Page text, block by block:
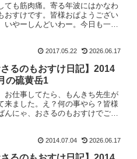
ても筋肉痛。寄る年波にはかなわ
おすけです。皆様おぱようござい
いやーしんどいわー。今日も一日
。今までの生活だと、仕事から帰
2017.05.22 2026.06.17
さるのもおすけ日記】2014
の硫黄岳1
お仕事してたら、もんきち先生が
来ました。え？何の事やら？皆様
んにゃ、おさるのもおすけでござ
頂いた沢山の紙袋の中に入ってい
、なんと二代目も...
2014.07.04 2026.06.17